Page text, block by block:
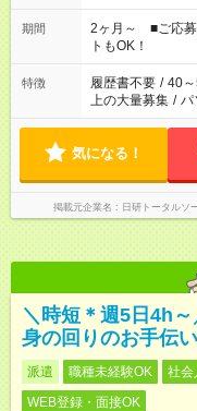
「家族とお休み
など、あなたのご
ーク希望の方へ
のお仕事の勤務
ません
期間
2ヶ月～ ■ご応募
トもOK！
特徴 履歴書不要 / 40
上の大量募集 / パ
気になる！
掲載元企業名 日研トータル
＼時短＊週5日4h
身の回りのお手伝い
派遣 職種未経験OK 社会
WEB登録・面接OK